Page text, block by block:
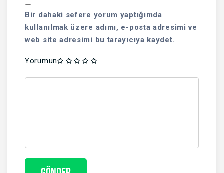
Bir dahaki sefere yorum yaptığımda
kullanılmak üzere adımı, e-posta adresimi ve
web site adresimi bu tarayıcıya kaydet.
Yorumun